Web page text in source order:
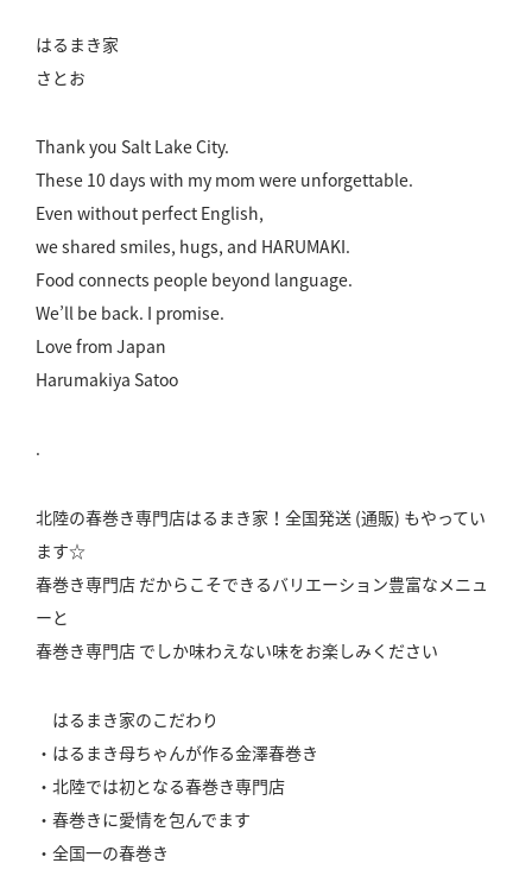
はるまき家
さとお
Thank you Salt Lake City.
These 10 days with my mom were unforgettable.
Even without perfect English,
we shared smiles, hugs, and HARUMAKI.
Food connects people beyond language.
We’ll be back. I promise.
Love from Japan
Harumakiya Satoo
.
北陸の春巻き専門店はるまき家！全国発送 (通販) もやってい
ます☆
春巻き専門店 だからこそできるバリエーション豊富なメニュ
ーと
春巻き専門店 でしか味わえない味をお楽しみください
はるまき家のこだわり
・はるまき母ちゃんが作る金澤春巻き
・北陸では初となる春巻き専門店
・春巻きに愛情を包んでます
・全国一の春巻き